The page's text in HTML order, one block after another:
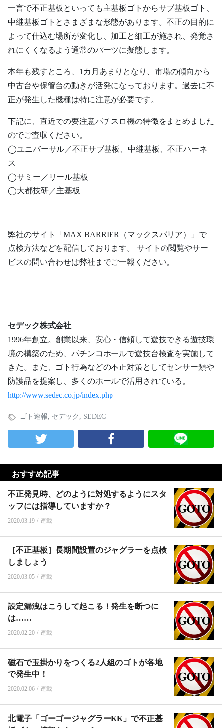
一言で不正基板といっても主基板ゴトからサブ基板ゴト、
中継基板ゴトとさまざまな形態があります。不正の目的に
よって仕込む場所が変化し、加工と細工が施され、発覚さ
れにくくなるよう通常のパーツに擬態します。
本年も残すところ、1カ月あまりとなり、市場の傾向から
中古台や保管台の動きが活発になっております。過去に不
正が発生した機種は特に注意が必要です。
下記に、直近での要注意パチスロ機の特徴をまとめました
のでご査収ください。
◯ユニバーサル／不正サブ基板、中継基板、不正ハーネ
ス
◯サミー／リール基板
◯大都技研／主基板
弊社のサイト「MAX BARRIER（マックスバリア）」で
点検方法などを配信しております。 サイトの閲覧やサー
ビスの問い合わせは弊社までご一報ください。
セデック株式会社
1996年創立。創業以来、安心・信頼して遊技できる遊技環
境の構築のため、パチンコホールで遊技台検査を実施して
きた。また、ゴト行為などの不正対策としてセンサー類や
防護品を提案し、多くのホールで活用されている。
http://www.sedec.co.jp/index.php
ゴト速報, セデック , SEDEC
おすすめ記事
不正発見時、どのように対処するようにスタ
ッフには指導していますか？
2020.03.19 / 連載
［不正基板］長期間設置のジャグラーを点検
しましょう
2020.03.05 / 連載
設定漏洩はこうして起こる！発生を断つに
は……
2020.02.20 / 連載
磁石で玉掛かりをつくる2人組のゴトが各地
で発生中！
2020.02.06 / 連載
北電子「ゴーゴージャグラーKK」で不正基